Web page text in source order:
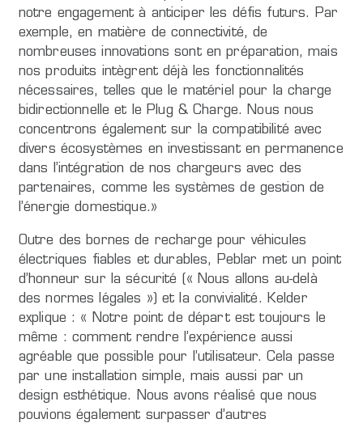
notre engagement à anticiper les défis futurs. Par
exemple, en matière de connectivité, de
nombreuses innovations sont en préparation, mais
nos produits intègrent déjà les fonctionnalités
nécessaires, telles que le matériel pour la charge
bidirectionnelle et le Plug & Charge. Nous nous
concentrons également sur la compatibilité avec
divers écosystèmes en investissant en permanence
dans l’intégration de nos chargeurs avec des
partenaires, comme les systèmes de gestion de
l’énergie domestique.»
Outre des bornes de recharge pour véhicules
électriques fiables et durables, Peblar met un point
d’honneur sur la sécurité (« Nous allons au-delà
des normes légales ») et la convivialité. Kelder
explique : « Notre point de départ est toujours le
même : comment rendre l’expérience aussi
agréable que possible pour l’utilisateur. Cela passe
par une installation simple, mais aussi par un
design esthétique. Nous avons réalisé que nous
pouvions également surpasser d’autres